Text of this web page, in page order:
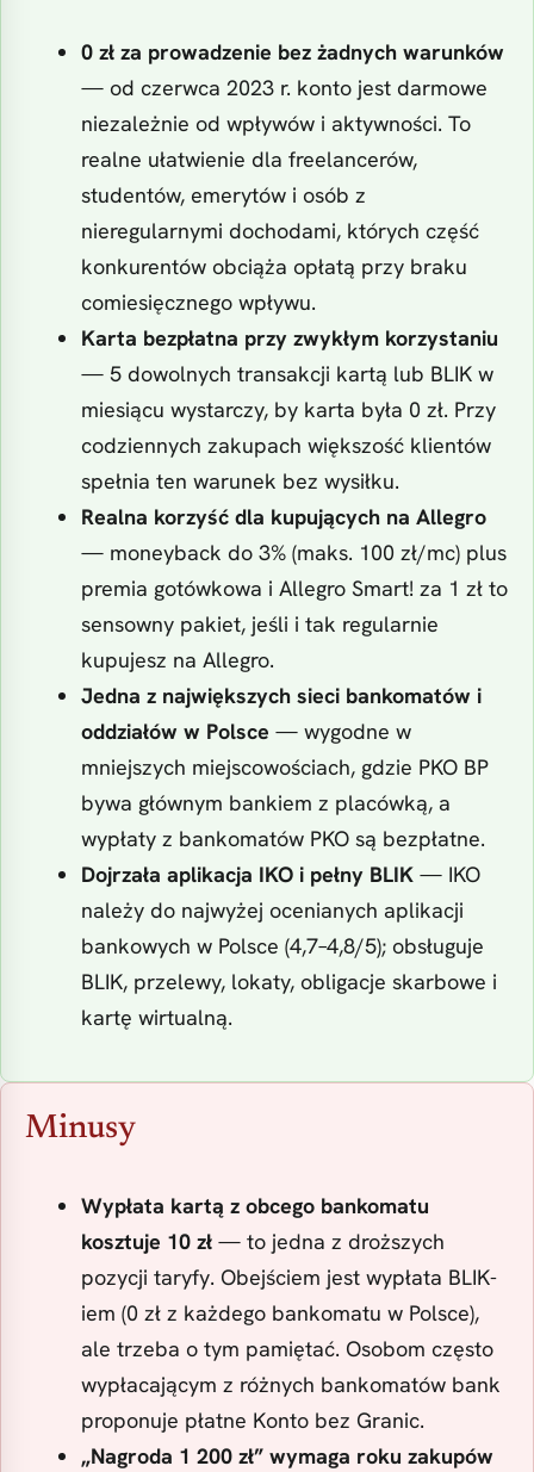
0 zł za prowadzenie bez żadnych warunków
— od czerwca 2023 r. konto jest darmowe
niezależnie od wpływów i aktywności. To
realne ułatwienie dla freelancerów,
studentów, emerytów i osób z
nieregularnymi dochodami, których część
konkurentów obciąża opłatą przy braku
comiesięcznego wpływu.
Karta bezpłatna przy zwykłym korzystaniu
— 5 dowolnych transakcji kartą lub BLIK w
miesiącu wystarczy, by karta była 0 zł. Przy
codziennych zakupach większość klientów
spełnia ten warunek bez wysiłku.
Realna korzyść dla kupujących na Allegro
— moneyback do 3% (maks. 100 zł/mc) plus
premia gotówkowa i Allegro Smart! za 1 zł to
sensowny pakiet, jeśli i tak regularnie
kupujesz na Allegro.
Jedna z największych sieci bankomatów i
oddziałów w Polsce — wygodne w
mniejszych miejscowościach, gdzie PKO BP
bywa głównym bankiem z placówką, a
wypłaty z bankomatów PKO są bezpłatne.
Dojrzała aplikacja IKO i pełny BLIK — IKO
należy do najwyżej ocenianych aplikacji
bankowych w Polsce (4,7–4,8/5); obsługuje
BLIK, przelewy, lokaty, obligacje skarbowe i
kartę wirtualną.
Minusy
Wypłata kartą z obcego bankomatu
kosztuje 10 zł — to jedna z droższych
pozycji taryfy. Obejściem jest wypłata BLIK-
iem (0 zł z każdego bankomatu w Polsce),
ale trzeba o tym pamiętać. Osobom często
wypłacającym z różnych bankomatów bank
proponuje płatne Konto bez Granic.
„Nagroda 1 200 zł” wymaga roku zakupów